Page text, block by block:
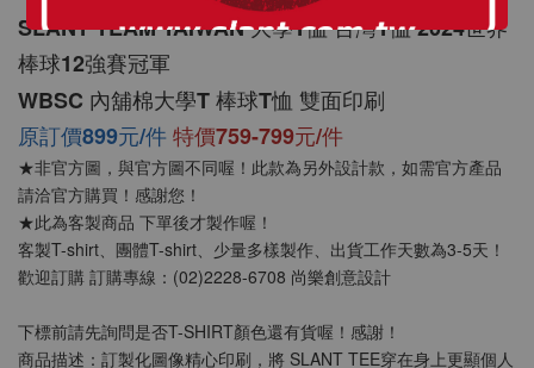
100%精梳環紡棉 亞洲版型 經典合身12色可選
SLANT TEAM TAIWAN 大學T恤 台灣T恤 2024世界
棒球12強賽冠軍
WBSC 內舖棉大學T 棒球T恤 雙面印刷
原訂價899元/件 特價759-799元/件
★非官方圖，與官方圖不同喔！此款為另外設計款，如需官方產品
請洽官方購買！感謝您！
★此為客製商品 下單後才製作喔！
客製T-shirt、團體T-shirt、少量多樣製作、出貨工作天數為3-5天！
歡迎訂購 訂購專線：(02)2228-6708 尚樂創意設計
下標前請先詢問是否T-SHIRT顏色還有貨喔！感謝！
商品描述：訂製化圖像精心印刷，將 SLANT TEE穿在身上更顯個人